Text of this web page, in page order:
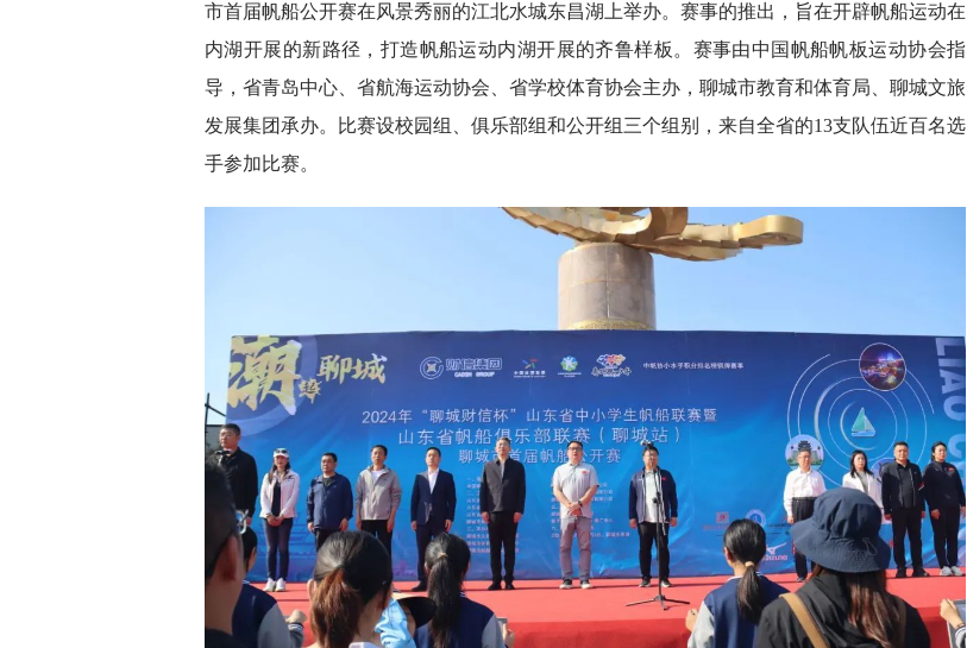
市首届帆船公开赛在风景秀丽的江北水城东昌湖上举办。赛事的推出，旨在开辟帆船运动在
内湖开展的新路径，打造帆船运动内湖开展的齐鲁样板。赛事由中国帆船帆板运动协会指
导，省青岛中心、省航海运动协会、省学校体育协会主办，聊城市教育和体育局、聊城文旅
发展集团承办。比赛设校园组、俱乐部组和公开组三个组别，来自全省的13支队伍近百名选
手参加比赛。